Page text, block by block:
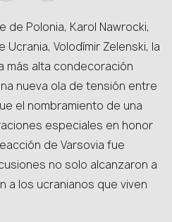
Polonia, Karol Nawrocki,
Volodímir Zelenski, la
más alta condecoración
nueva ola de tensión entre
el nombramiento de una
especiales en honor
de Varsovia fue
no solo alcanzaron a
a los ucranianos que viven